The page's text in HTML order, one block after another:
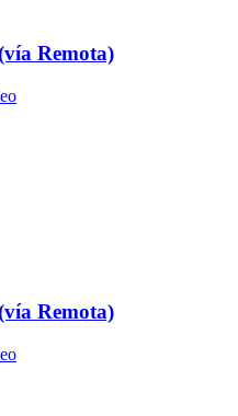
Remota)
Remota)